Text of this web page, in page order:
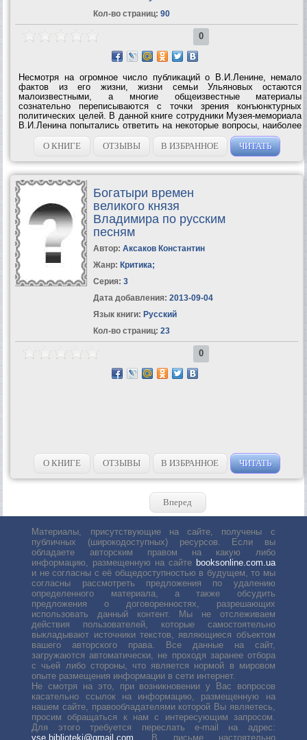
Кол-во страниц: 90
0
Несмотря на огромное число публикаций о В.И.Ленине, немало
фактов из его жизни, жизни семьи Ульяновых остаются
малоизвестными, а многие общеизвестные материалы
сознательно переписываются с точки зрения конъюнктурных
политических целей. В данной книге сотрудники Музея-мемориала
В.И.Ленина попытались ответить на некоторые вопросы, наиболее
часто задаваемые посетителями музея В.И.Ленина, а также
авторами писем в адрес музея....
О КНИГЕ ОТЗЫВЫ В ИЗБРАННОЕ ЧИТАТЬ
Богатыри времен
великого князя
Владимира по русским
песням
Автор: Аксаков Константин
Жанр: Критика;
Серия: 3
Дата добавления: 2013-09-04
Язык книги: Русский
Кол-во страниц: 23
0
О КНИГЕ ОТЗЫВЫ В ИЗБРАННОЕ ЧИТАТЬ
Вперед
Материалы, присутствующие на сайте, получены с
публичных (широкодоступных) ресурсов. Если вы
обладаете авторским правом на какую либо
информацию, размещенную на сайте booksonline.com.ua
и не согласны с её общедоступностью в будущем, то мы
согласны рассмотреть предложения по удалению
определенного материала, а также обсудить
предложения о договоренностях, разрешающих
использовать данный контент. Мы не отслеживаем
действия пользователей, которые самостоятельно
выкладывают источники текстов, являющиеся объектом
вашего авторского права. Все данные на сайт,
загружаются автоматически, не проходя заранее отбора
с чьей либо стороны, что является нормой в мировом
опыте размещения информации в сети интернет.
Не смотря на это, при возникновении у Вас вопросов
касательно ссылок на информацию, размещенную на
нашем сайте, правообладателями которой Вы являетесь,
просим обращаться к нам с интересующим запросом.
Для этого требуется переслать е-mail на адрес:
vse.biblioteki@gmail.com . В письме настоятельно